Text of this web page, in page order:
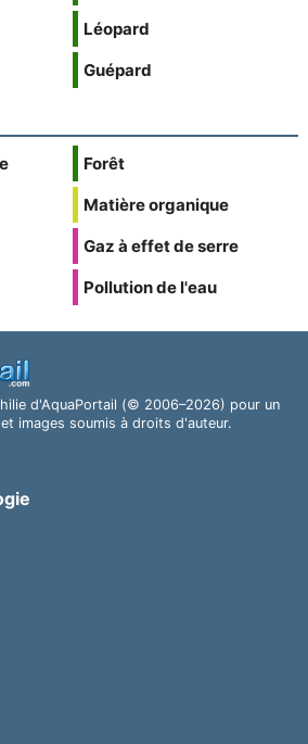
Léopard
Guépard
Forêt
Matière organique
Gaz à effet de serre
Pollution de l'eau
d'AquaPortail (© 2006–2026) pour un
images soumis à droits d'auteur.